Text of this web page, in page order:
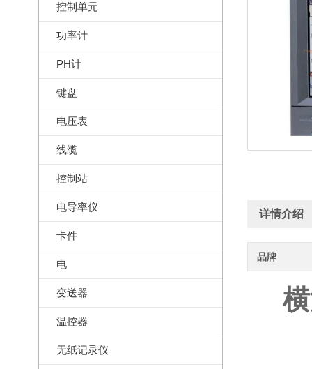
控制单元
功率计
PH计
键盘
电压表
线缆
控制站
电导率仪
卡件
电
变送器
温控器
无纸记录仪
详情介绍
品牌